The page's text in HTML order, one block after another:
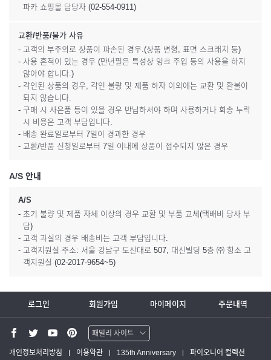
파카 쇼핑몰 담당자 (02-554-0911)
교환/반품/불가 사유
- 고객의 부주의로 상품이 파손된 경우.(상품 변형, 표면 스크래치 등)
- 사용 흔적이 있는 경우 (만년필은 특성상 잉크 주입 등의 사용을 하지
않아야 합니다.)
- 각인된 상품의 경우, 각인 불량 및 제품 하자 이외에는 교환 및 환불이
되지 않습니다.
- 구매 시 사은품 등이 있을 경우 반납하셔야 하며 사용하거나 회송 누락
시 비용은 고객 부담입니다.
- 배송 완료일로부터 7일이 경과한 경우
- 교환/반품 신청일로부터 7일 이내에 상품이 접수되지 않은 경우
A/S 안내
A/S
- 초기 불량 및 제품 자체 이상의 경우 교환 및 부품 교체(택배비 당사 부
담)
- 고객 과실의 경우 배송비는 고객 부담입니다.
- 고객지원실 주소: 서울 강남구 도산대로 507, 대신빌딩 5층 ㈜ 항소 고
객지원실 (02-2017-9654~5)
로그인 회원가입 마이페이지 주문내역
패밀리 사이트
워터맨 쇼핑몰
개인정보처리방침 이용약관 135th Anniversary 파이오니어 컬렉션